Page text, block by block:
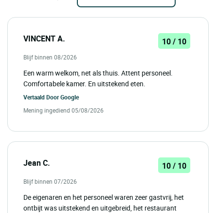
VINCENT A. 10 / 10
Blijf binnen 08/2026
Een warm welkom, net als thuis. Attent personeel.
Comfortabele kamer. En uitstekend eten.
Vertaald DoorGoogle
Mening ingediend 05/08/2026
Jean C. 10 / 10
Blijf binnen 07/2026
De eigenaren en het personeel waren zeer gastvrij, het
ontbijt was uitstekend en uitgebreid, het restaurant